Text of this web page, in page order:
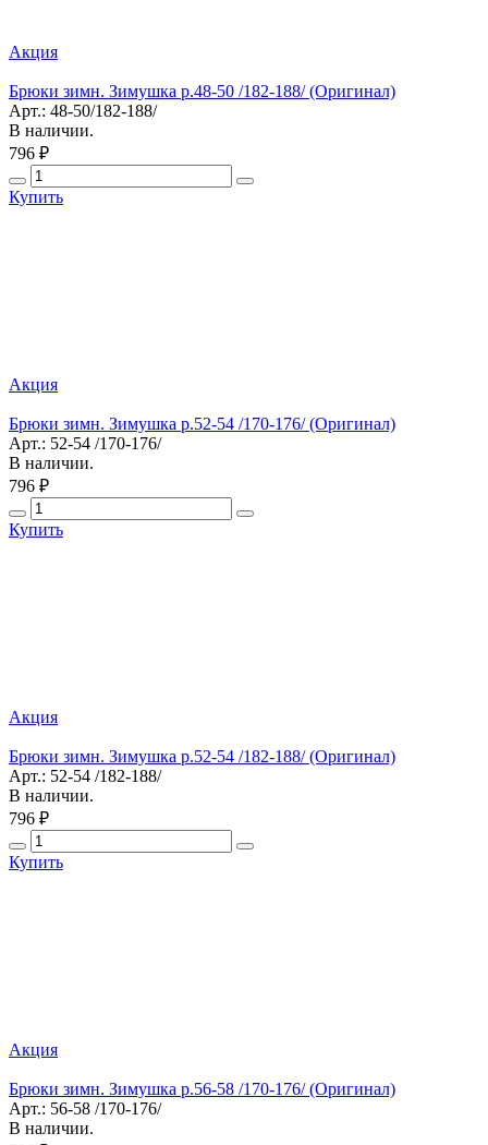
Акция
Брюки зимн. Зимушка р.48-50 /182-188/ (Оригинал)
Арт.: 48-50/182-188/
В наличии.
796 ₽
Купить
Акция
Брюки зимн. Зимушка р.52-54 /170-176/ (Оригинал)
Арт.: 52-54 /170-176/
В наличии.
796 ₽
Купить
Акция
Брюки зимн. Зимушка р.52-54 /182-188/ (Оригинал)
Арт.: 52-54 /182-188/
В наличии.
796 ₽
Купить
Акция
Брюки зимн. Зимушка р.56-58 /170-176/ (Оригинал)
Арт.: 56-58 /170-176/
В наличии.